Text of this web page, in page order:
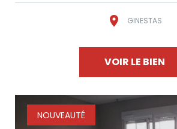
GINESTAS
VOIR LE BIEN
NOUVEAUTÉ